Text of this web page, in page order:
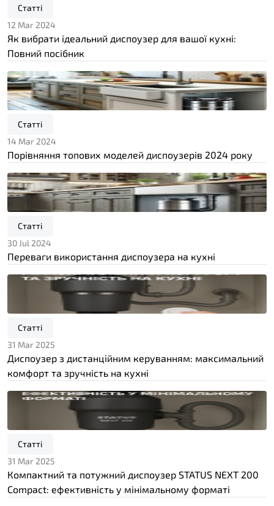
Статті
12 Mar 2024
Як вибрати ідеальний диспоузер для вашої кухні:
Повний посібник
Статті
14 Mar 2024
Порівняння топових моделей диспоузерів 2024 року
Статті
30 Jul 2024
Переваги використання диспоузера на кухні
Статті
31 Mar 2025
Диспоузер з дистанційним керуванням: максимальний
комфорт та зручність на кухні
Статті
31 Mar 2025
Компактний та потужний диспоузер STATUS NEXT 200
Compact: ефективність у мінімальному форматі